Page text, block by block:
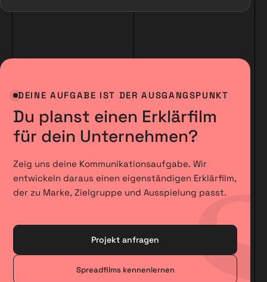
DEINE AUFGABE IST DER AUSGANGSPUNKT
Du planst einen Erklärfilm
für dein Unternehmen?
Zeig uns deine Kommunikationsaufgabe. Wir
entwickeln daraus einen eigenständigen Erklärfilm,
der zu Marke, Zielgruppe und Ausspielung passt.
Projekt anfragen
Spreadfilms kennenlernen